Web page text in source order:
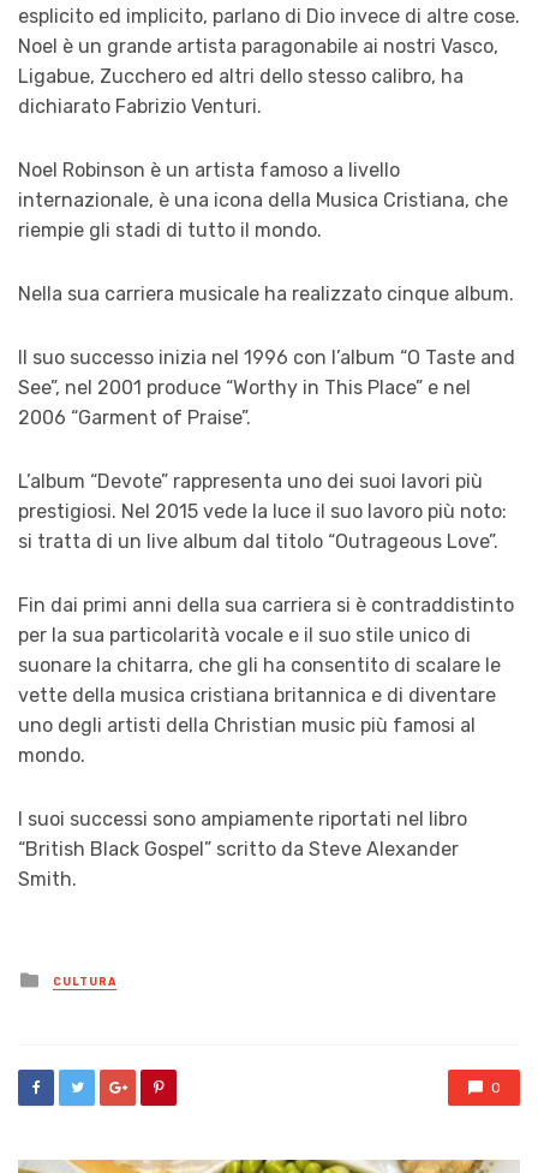
esplicito ed implicito, parlano di Dio invece di altre cose.
Noel è un grande artista paragonabile ai nostri Vasco,
Ligabue, Zucchero ed altri dello stesso calibro, ha
dichiarato Fabrizio Venturi.
Noel Robinson è un artista famoso a livello
internazionale, è una icona della Musica Cristiana, che
riempie gli stadi di tutto il mondo.
Nella sua carriera musicale ha realizzato cinque album.
Il suo successo inizia nel 1996 con l’album “O Taste and
See”, nel 2001 produce “Worthy in This Place” e nel
2006 “Garment of Praise”.
L’album “Devote” rappresenta uno dei suoi lavori più
prestigiosi. Nel 2015 vede la luce il suo lavoro più noto:
si tratta di un live album dal titolo “Outrageous Love”.
Fin dai primi anni della sua carriera si è contraddistinto
per la sua particolarità vocale e il suo stile unico di
suonare la chitarra, che gli ha consentito di scalare le
vette della musica cristiana britannica e di diventare
uno degli artisti della Christian music più famosi al
mondo.
I suoi successi sono ampiamente riportati nel libro
“British Black Gospel” scritto da Steve Alexander
Smith.
Posted
in
CULTURA
0